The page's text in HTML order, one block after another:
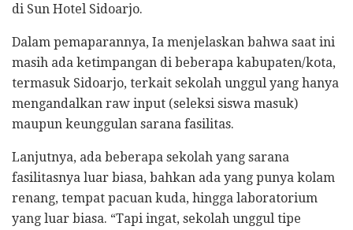
di Sun Hotel Sidoarjo.
​Dalam pemaparannya, Ia menjelaskan bahwa saat ini
masih ada ketimpangan di beberapa kabupaten/kota,
termasuk Sidoarjo, terkait sekolah unggul yang hanya
mengandalkan raw input (seleksi siswa masuk)
maupun keunggulan sarana fasilitas.
Lanjutnya, ada beberapa sekolah yang sarana
fasilitasnya luar biasa, bahkan ada yang punya kolam
renang, tempat pacuan kuda, hingga laboratorium
yang luar biasa. “Tapi ingat, sekolah unggul tipe